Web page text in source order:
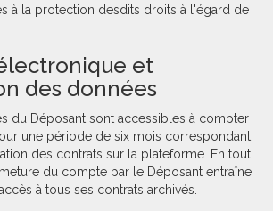
à la protection desdits droits à l'égard de
et
des données
du Déposant sont accessibles à compter
une période de six mois correspondant
des contrats sur la plateforme. En tout
du compte par le Déposant entraîne
à tous ses contrats archivés.